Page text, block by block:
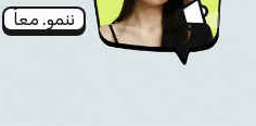
ننمو. معاً